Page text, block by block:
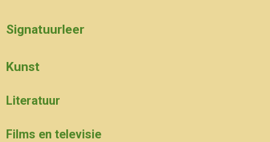
Signatuurleer
Kunst
Literatuur
Films en televisie